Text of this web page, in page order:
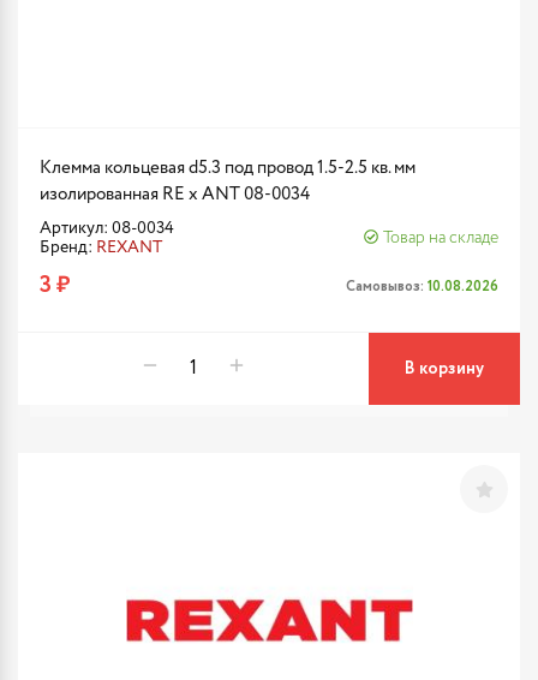
Клемма кольцевая d5.3 под провод 1.5-2.5 кв. мм
изолированная RE x ANT 08-0034
Артикул: 08-0034
Бренд: REXANT
Товар на складе
3 ₽ Самовывоз: 10.08.2026
В корзину